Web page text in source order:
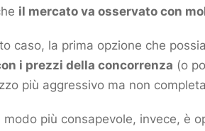
il mercato va osservato con
caso, la prima opzione che
i prezzi della concorrenza (o
più aggressivo ma non
modo più consapevole, invece, è